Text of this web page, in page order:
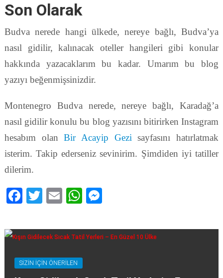
Son Olarak
Budva nerede hangi ülkede, nereye bağlı, Budva’ya
nasıl gidilir, kalınacak oteller hangileri gibi konular
hakkında yazacaklarım bu kadar. Umarım bu blog
yazıyı beğenmişsinizdir.
Montenegro Budva nerede, nereye bağlı, Karadağ’a
nasıl gidilir konulu bu blog yazısını bitirirken Instagram
hesabım olanBir Acayip Gezi sayfasını hatırlatmak
isterim. Takip ederseniz sevinirim. Şimdiden iyi tatiller
dilerim.
Facebook
TwitterEmailWhatsApp
SİZİN İÇİN ÖNERİLEN